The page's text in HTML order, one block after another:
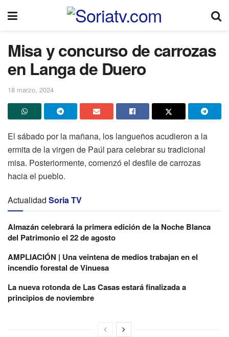
Misa y concurso de carrozas
en Langa de Duero
18 marzo, 2024
El sábado por la mañana, los langueños acudieron a la
ermita de la virgen de Paúl para celebrar su tradicional
misa. Posteriormente, comenzó el desfile de carrozas
hacia el pueblo.
Actualidad Soria TV
Almazán celebrará la primera edición de la Noche Blanca
del Patrimonio el 22 de agosto
AMPLIACIÓN | Una veintena de medios trabajan en el
incendio forestal de Vinuesa
La nueva rotonda de Las Casas estará finalizada a
principios de noviembre